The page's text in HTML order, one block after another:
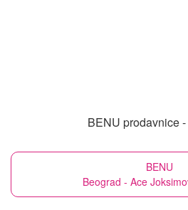
BENU prodavnice
BENU
Beograd - Ace